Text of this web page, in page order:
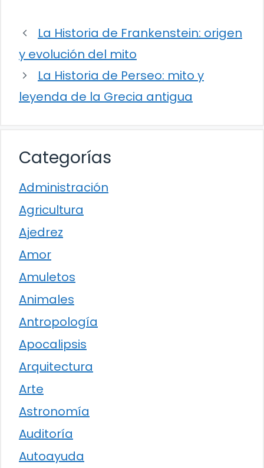
La Historia de Frankenstein: origen
y evolución del mito
La Historia de Perseo: mito y
leyenda de la Grecia antigua
Categorías
Administración
Agricultura
Ajedrez
Amor
Amuletos
Animales
Antropología
Apocalipsis
Arquitectura
Arte
Astronomía
Auditoría
Autoayuda